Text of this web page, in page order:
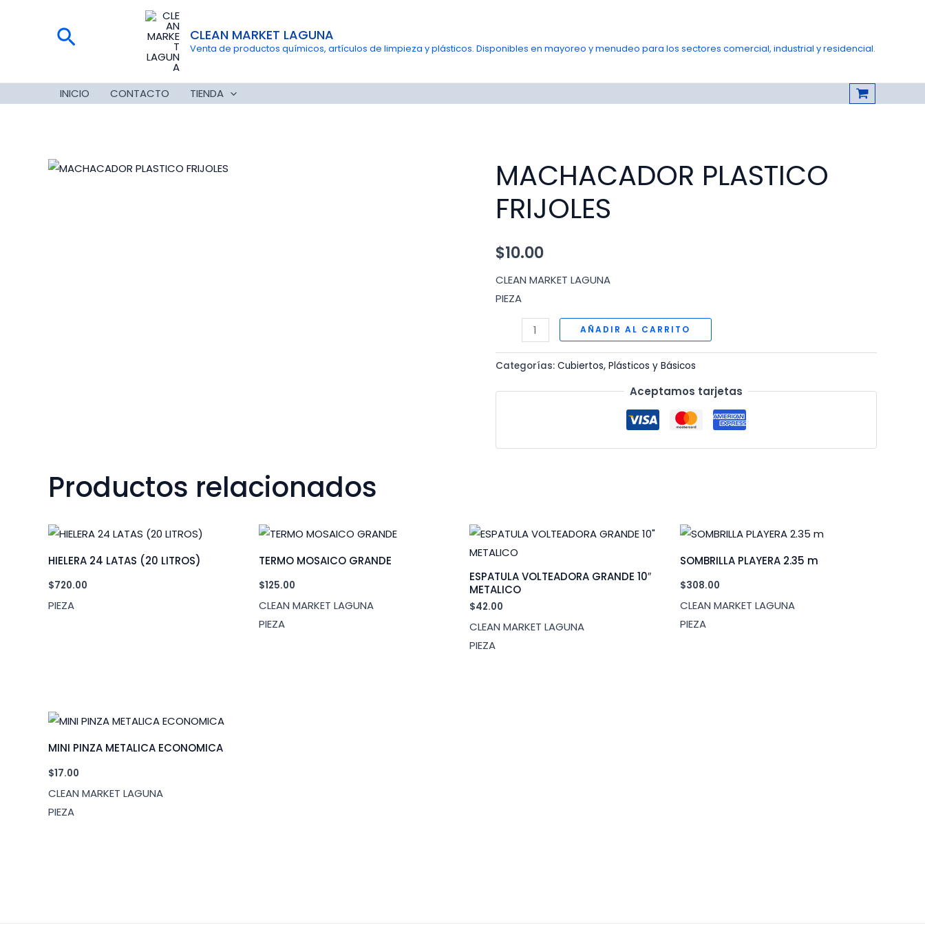
Buscar CLEAN MARKET LAGUNA
Venta de productos químicos, artículos de limpieza y plásticos. Disponibles en mayoreo y menudeo para los sectores comercial, industrial y residencial.
INICIO CONTACTO TIENDA
MACHACADOR PLASTICO
FRIJOLES
$10.00
CLEAN MARKET LAGUNA
PIEZA
MACHACADOR
PLASTICO
FRIJOLES
AÑADIR AL CARRITO
Categorías:Cubiertos,Plásticos y Básicos
Aceptamos tarjetas
Productos relacionados
HIELERA 24 LATAS (20 LITROS)
$720.00
PIEZA
TERMO MOSAICO GRANDE
$125.00
CLEAN MARKET LAGUNA
PIEZA
ESPATULA VOLTEADORA GRANDE 10″
METALICO
$42.00
CLEAN MARKET LAGUNA
PIEZA
SOMBRILLA PLAYERA 2.35 m
$308.00
CLEAN MARKET LAGUNA
PIEZA
MINI PINZA METALICA ECONOMICA
$17.00
CLEAN MARKET LAGUNA
PIEZA